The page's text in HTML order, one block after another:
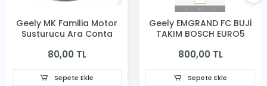
Geely MK Familia Motor
Susturucu Ara Conta
80,00 TL
Sepete Ekle
Geely EMGRAND FC BUJİ
TAKIM BOSCH EURO5
800,00 TL
Sepete Ekle